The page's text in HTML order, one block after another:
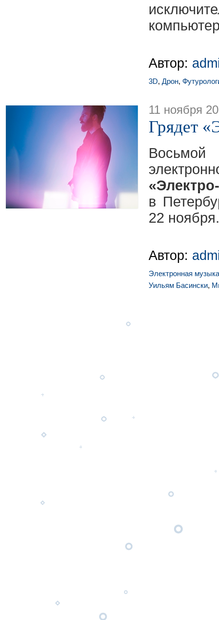
Автор:
3D, Дрон,
11 ноября
Грядет
в
22 ноября.
Автор:
Электронная музыка
Уильям Басински,